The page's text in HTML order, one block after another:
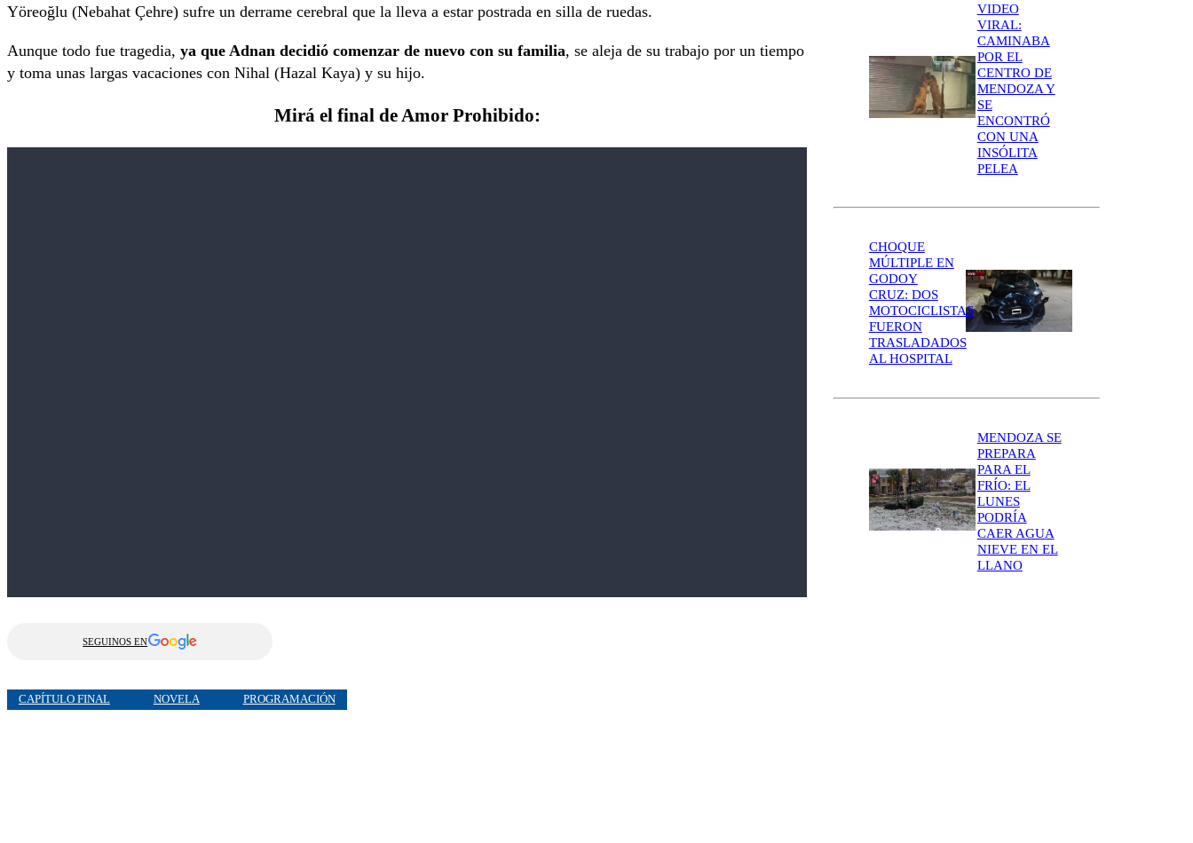
Yöreoğlu (Nebahat Çehre) sufre un derrame cerebral que la lleva a estar postrada en silla de ruedas.
Aunque todo fue tragedia, ya que Adnan decidió comenzar de nuevo con su familia, se aleja de su trabajo por un tiempo
y toma unas largas vacaciones con Nihal (Hazal Kaya) y su hijo.
Mirá el final de Amor Prohibido:
SEGUINOS EN
CAPÍTULO FINAL NOVELA PROGRAMACIÓN
VIDEO
VIRAL:
CAMINABA
POR EL
CENTRO DE
MENDOZA Y
SE
ENCONTRÓ
CON UNA
INSÓLITA
PELEA
CHOQUE
MÚLTIPLE EN
GODOY
CRUZ: DOS
MOTOCICLISTAS
FUERON
TRASLADADOS
AL HOSPITAL
MENDOZA SE
PREPARA
PARA EL
FRÍO: EL
LUNES
PODRÍA
CAER AGUA
NIEVE EN EL
LLANO